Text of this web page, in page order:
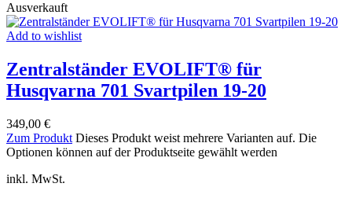
Ausverkauft
Add to wishlist
Zentralständer EVOLIFT® für
Husqvarna 701 Svartpilen 19-20
349,00 €
Zum Produkt Dieses Produkt weist mehrere Varianten auf. Die
Optionen können auf der Produktseite gewählt werden
inkl. MwSt.